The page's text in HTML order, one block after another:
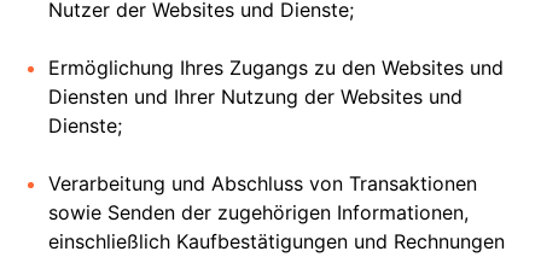
Nutzer der Websites und Dienste;
Ermöglichung Ihres Zugangs zu den Websites und
Diensten und Ihrer Nutzung der Websites und
Dienste;
Verarbeitung und Abschluss von Transaktionen
sowie Senden der zugehörigen Informationen,
einschließlich Kaufbestätigungen und Rechnungen